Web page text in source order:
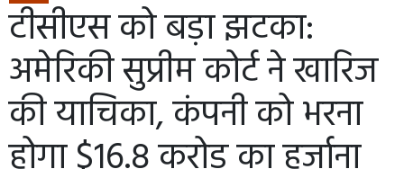
टीसीएस को बड़ा झटका:
अमेरिकी सुप्रीम कोर्ट ने खारिज
की याचिका, कंपनी को भरना